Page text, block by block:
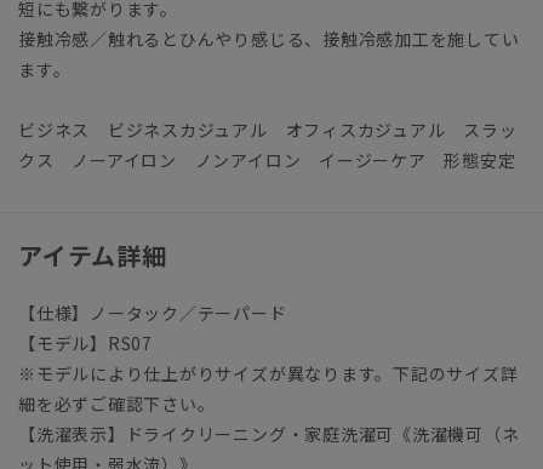
短にも繋がります。
接触冷感／触れるとひんやり感じる、接触冷感加工を施してい
ます。
ビジネス ビジネスカジュアル オフィスカジュアル スラッ
クス ノーアイロン ノンアイロン イージーケア 形態安定
アイテム詳細
【仕様】ノータック／テーパード
【モデル】RS07
※モデルにより仕上がりサイズが異なります。下記のサイズ詳
細を必ずご確認下さい。
【洗濯表示】ドライクリーニング・家庭洗濯可《洗濯機可（ネ
ット使用・弱水流）》